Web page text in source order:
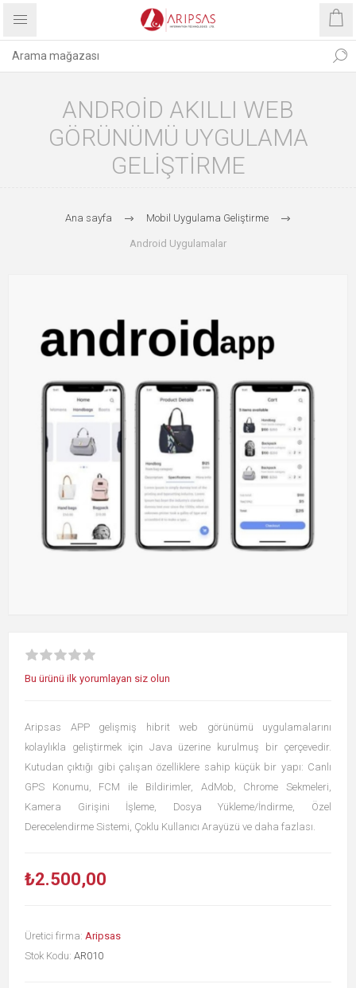
ANDROID AKILLI WEB
GÖRÜNÜMÜ UYGULAMA
GELIŞTIRME
Ana sayfa Mobil Uygulama Geliştirme
Android Uygulamalar
Bu ürünü ilk yorumlayan siz olun
Aripsas APP gelişmiş hibrit web görünümü uygulamalarını
kolaylıkla geliştirmek için Java üzerine kurulmuş bir çerçevedir.
Kutudan çıktığı gibi çalışan özelliklere sahip küçük bir yapı: Canlı
GPS Konumu, FCM ile Bildirimler, AdMob, Chrome Sekmeleri,
Kamera Girişini İşleme, Dosya Yükleme/İndirme, Özel
Derecelendirme Sistemi, Çoklu Kullanıcı Arayüzü ve daha fazlası.
₺2.500,00
Üretici firma: Aripsas
Stok Kodu: AR010